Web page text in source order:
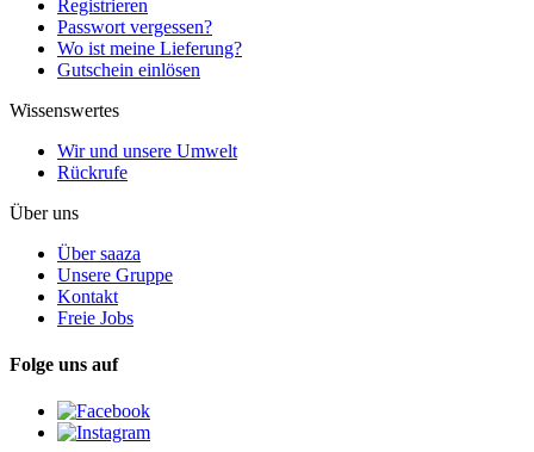
Registrieren
Passwort vergessen?
Wo ist meine Lieferung?
Gutschein einlösen
Wissenswertes
Wir und unsere Umwelt
Rückrufe
Über uns
Über saaza
Unsere Gruppe
Kontakt
Freie Jobs
Folge uns auf